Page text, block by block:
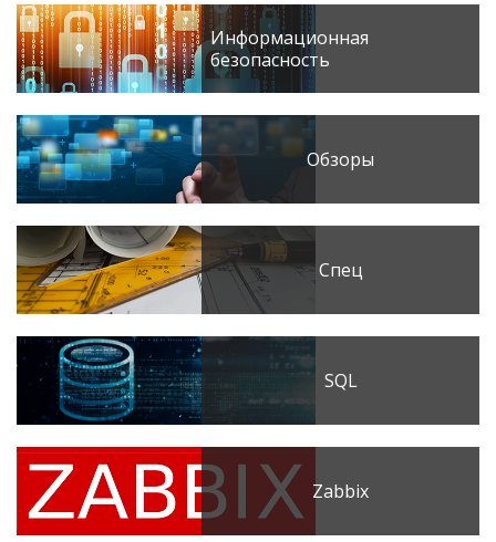
Информационная
безопасность
Обзоры
Спец
SQL
Zabbix